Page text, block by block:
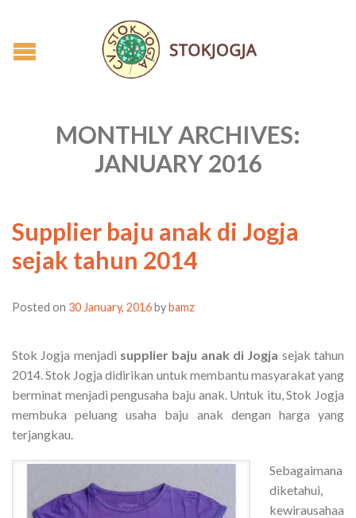
MONTHLY ARCHIVES:
JANUARY 2016
Supplier baju anak di Jogja
sejak tahun 2014
Posted on 30 January, 2016bybamz
Stok Jogja menjadi supplier baju anak di Jogja sejak tahun
2014. Stok Jogja didirikan untuk membantu masyarakat yang
berminat menjadi pengusaha baju anak. Untuk itu, Stok Jogja
membuka peluang usaha baju anak dengan harga yang
terjangkau.
Sebagaimana
diketahui,
kewirausahaa